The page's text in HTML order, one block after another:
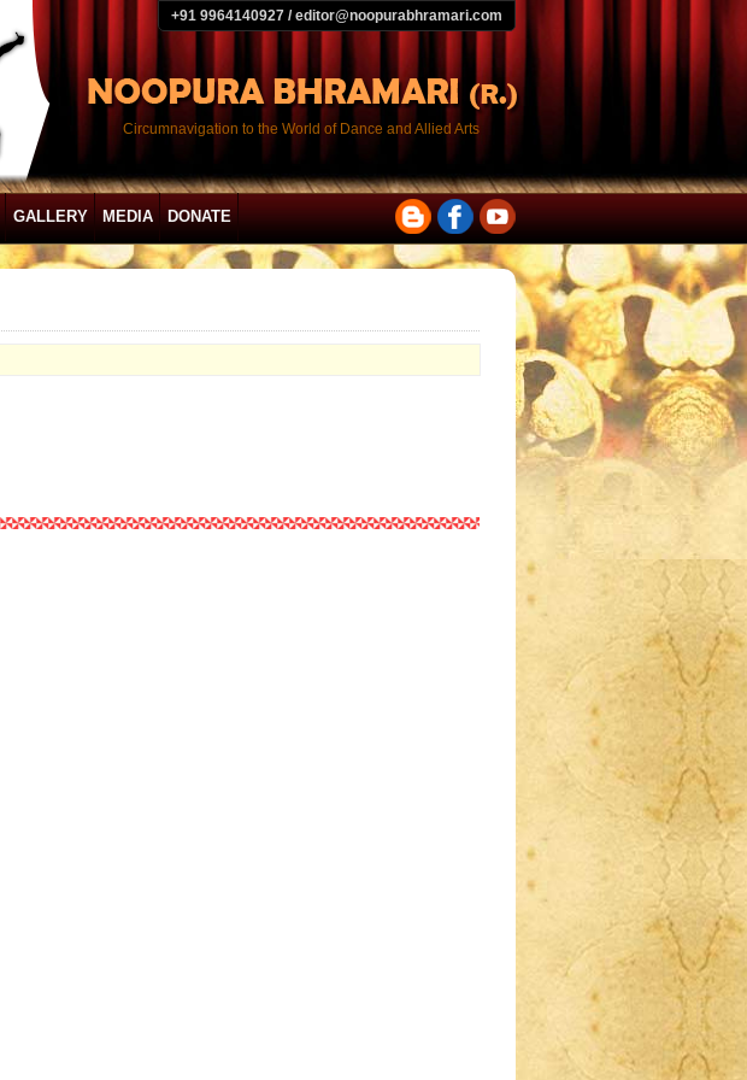
+91 9964140927 / editor@noopurabhramari.com
Circumnavigation to the World of Dance and Allied Arts
GALLERY MEDIA DONATE